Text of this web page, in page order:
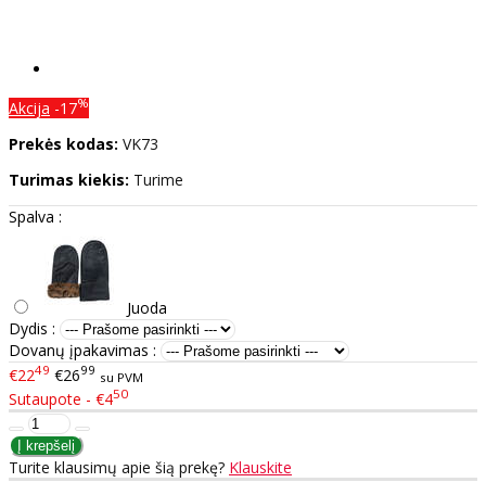
Akcija -17%
Prekės kodas: VK73
Turimas kiekis: Turime
Spalva :
Juoda
Dydis :
Dovanų įpakavimas :
€2249 €2699 su PVM
Sutaupote - €450
Turite klausimų apie šią prekę? Klauskite